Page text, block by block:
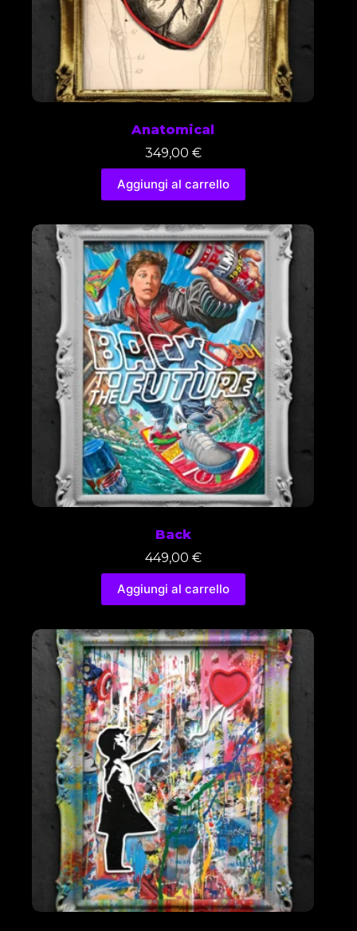
Anatomical
349,00 €
Aggiungi al carrello
Back
449,00 €
Aggiungi al carrello